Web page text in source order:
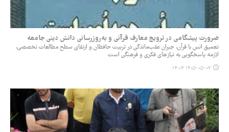
ضرورت پیشگامی در ترویج معارف قرآنی و به‌روزرسانی دانش دینی جامعه
تعمیق انس با قرآن، جبران عقب‌ماندگی در تربیت حافظان و ارتقای سطح مطالعات تخصصی،
لازمه پاسخگویی به نیازهای فکری و فرهنگی است
۱۴۰۵-۰۵-۰۷ ۱۴:۰۴